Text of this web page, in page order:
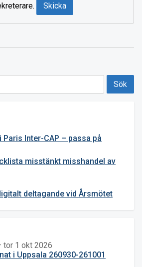
Paris Inter-CAP – passa på
misstänkt misshandel av
deltagande vid Årsmötet
tor 1 okt 2026
i Uppsala 260930-261001